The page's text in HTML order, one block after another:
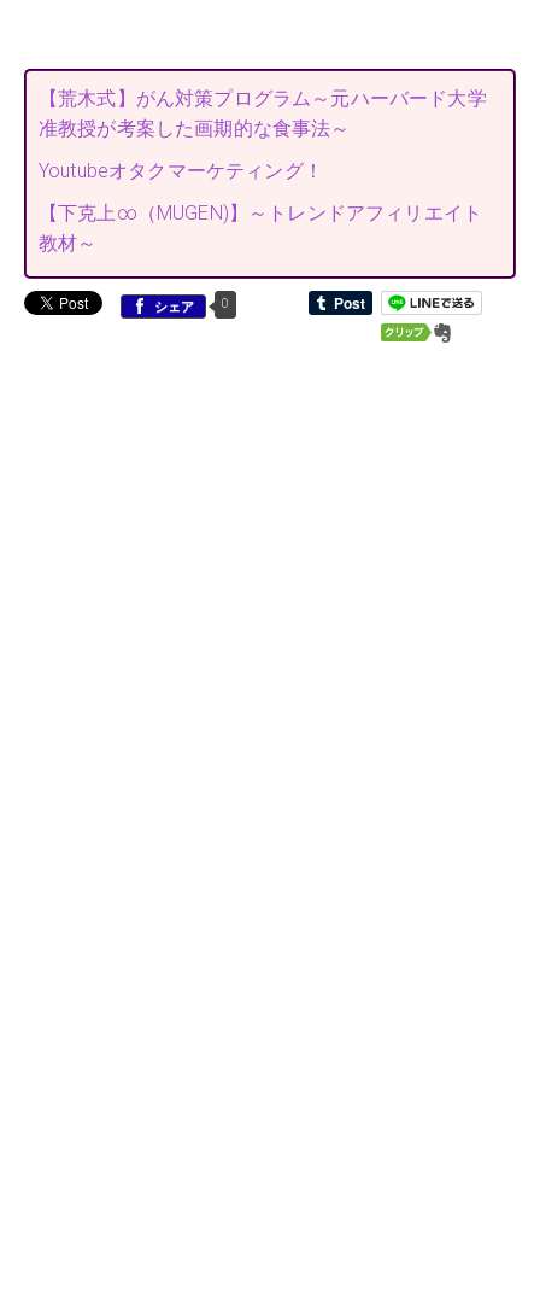
【荒木式】がん対策プログラム～元ハーバード大学
准教授が考案した画期的な食事法～
Youtubeオタクマーケティング！
【下克上∞（MUGEN)】～トレンドアフィリエイト
教材～
シェア 0